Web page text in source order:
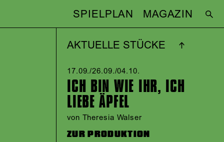
SPIELPLAN MAGAZIN
AKTUELLE STÜCKE
17.09./​26.09./​04.10.​
ICH BIN WIE IHR, ICH
LIEBE ÄPFEL
von Theresia Walser
ZUR PRODUKTION